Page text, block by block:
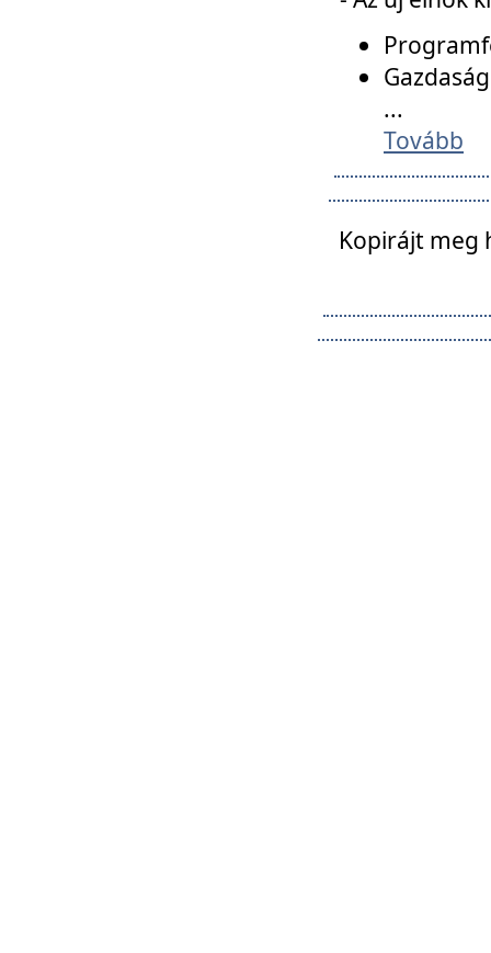
...
Tovább
Kopirájt meg